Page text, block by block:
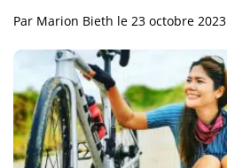
Par Marion Bieth le 23 octobre 2023